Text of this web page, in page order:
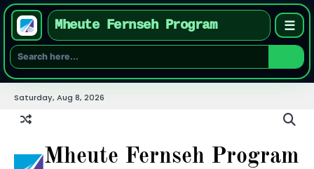
Mheute Fernseh Program ☰
content
Saturday, Aug 8, 2026
Mheute Fernseh Program